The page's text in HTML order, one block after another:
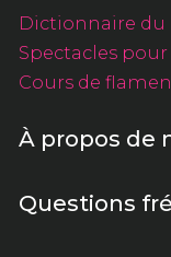
Dictionnaire du
Spectacles
Cours de
À propos de
Questions